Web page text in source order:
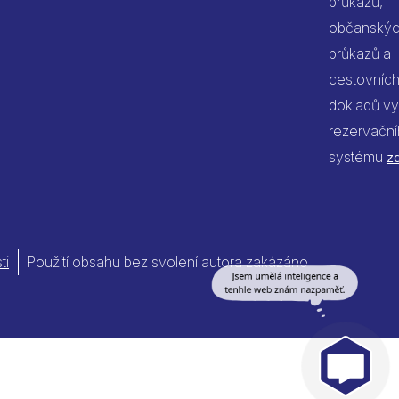
průkazů a
cestovních
dokladů
systému
Použití obsahu bez svolení autora zakázáno
Jsem umělá inteligence a
tenhle web znám nazpaměť.